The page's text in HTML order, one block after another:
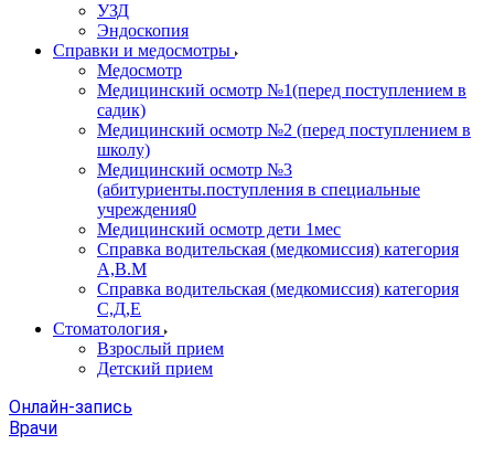
УЗД
Эндоскопия
Справки и медосмотры
Медосмотр
Медицинский осмотр №1(перед поступлением в
садик)
Медицинский осмотр №2 (перед поступлением в
школу)
Медицинский осмотр №3
(абитуриенты.поступления в специальные
учреждения0
Медицинский осмотр дети 1мес
Справка водительская (медкомиссия) категория
А,В.М
Справка водительская (медкомиссия) категория
С,Д,Е
Стоматология
Взрослый прием
Детский прием
Онлайн-запись
Врачи